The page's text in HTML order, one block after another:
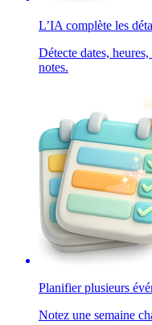
L’IA complète les
Détecte dates,
notes.
Planifier plusieurs
Notez une semaine